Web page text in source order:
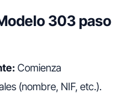
303 paso
Comienza
(nombre, NIF, etc.).